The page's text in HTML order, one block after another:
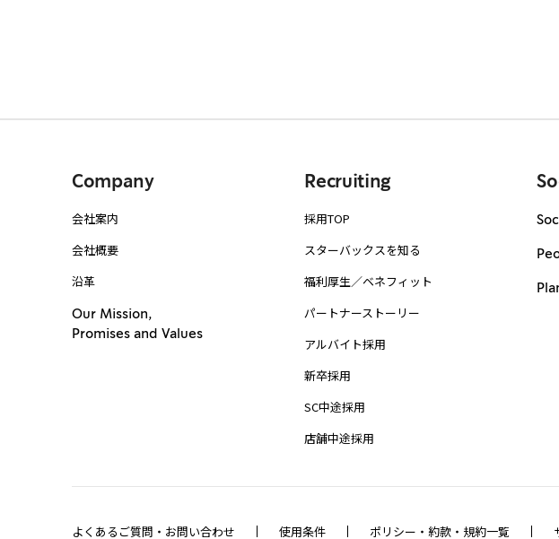
Company
会社案内
会社概要
沿革
Our Mission,
Promises and Values
Recruiting
採用TOP
スターバックスを知る
福利厚生／ベネフィット
パートナーストーリー
アルバイト採用
新卒採用
SC中途採用
店舗中途採用
よくあるご質問・お問い合わせ 使用条件 ポリシー・約款・規約一覧